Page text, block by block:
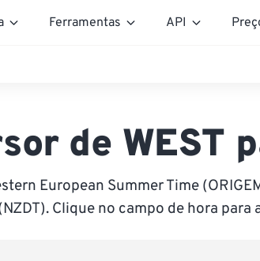
Ferramentas API
de WEST
European Summer Time
Clique no campo de hora para